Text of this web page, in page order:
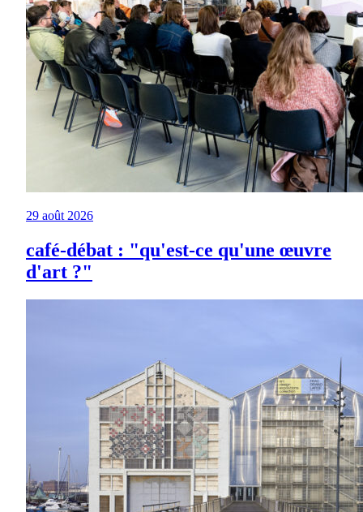
29 août 2026
café-débat : "qu'est-ce qu'une œuvre
d'art ?"